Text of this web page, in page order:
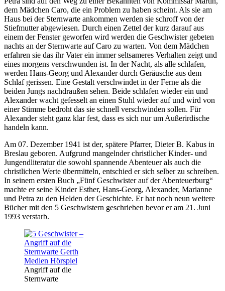
dem Mädchen Caro, die ein Problem zu haben scheint. Als sie am
Haus bei der Sternwarte ankommen werden sie schroff von der
Stiefmutter abgewiesen. Durch einen Zettel der kurz darauf aus
einem der Fenster geworfen wird werden die Geschwister gebeten
nachts an der Sternwarte auf Caro zu warten. Von dem Mädchen
erfahren sie das ihr Vater ein immer seltsameres Verhalten zeigt und
eines morgens verschwunden ist. In der Nacht, als alle schlafen,
werden Hans-Georg und Alexander durch Geräusche aus dem
Schlaf gerissen. Eine Gestalt verschwindet in der Ferne als die
beiden Jungs nachdraußen sehen. Beide schlafen wieder ein und
Alexander wacht gefesselt an einen Stuhl wieder auf und wird von
einer Stimme bedroht das sie schnell verschwinden sollen. Für
Alexander steht ganz klar fest, dass es sich nur um Außerirdische
handeln kann.
Am 07. Dezember 1941 ist der, spätere Pfarrer, Dieter B. Kabus in
Breslau geboren. Aufgrund mangelnder christlicher Kinder- und
Jungendliteratur die sowohl spannende Abenteuer als auch die
christlichen Werte übermitteln, entschied er sich selber zu schreiben.
In seinem ersten Buch „Fünf Geschwister auf der Abenteuerburg“
machte er seine Kinder Esther, Hans-Georg, Alexander, Marianne
und Petra zu den Helden der Geschichte. Er hat noch neun weitere
Bücher mit den 5 Geschwistern geschrieben bevor er am 21. Juni
1993 verstarb.
Angriff auf die
Sternwarte